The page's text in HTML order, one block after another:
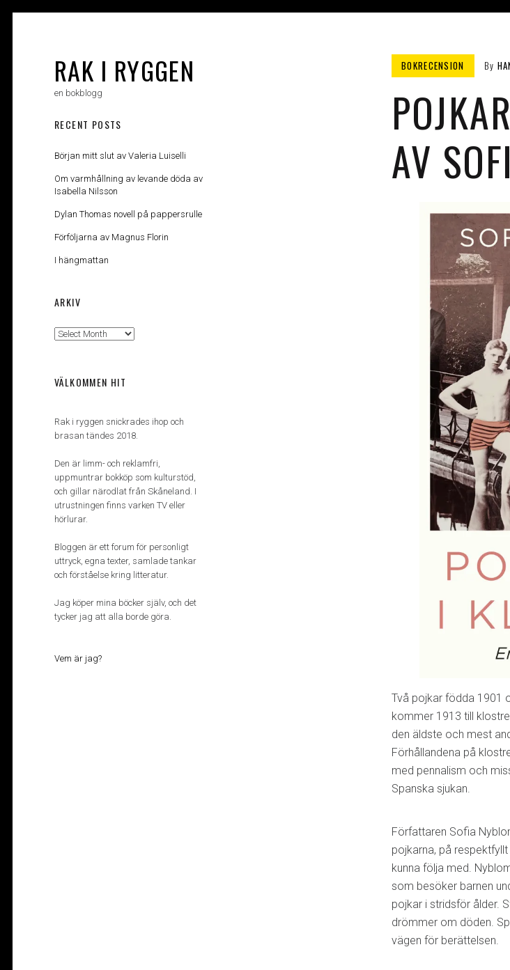
RAK I RYGGEN
en bokblogg
BOKRECENSION By
AV
Två pojkar födda 1901
kommer 1913 till
den äldste och mest
Förhållandena på
med pennalism och
Spanska sjukan.
Författaren Sofia
pojkarna, på
kunna följa med.
som besöker barnen
pojkar i stridsför ålder.
drömmer om döden.
vägen för berättelsen.
RECENT POSTS
Början mitt slut av Valeria Luiselli
Om varmhållning av levande döda av
Isabella Nilsson
Dylan Thomas novell på pappersrulle
Förföljarna av Magnus Florin
I hängmattan
ARKIV
Arkiv
VÄLKOMMEN HIT
Rak i ryggen snickrades ihop och
brasan tändes 2018.
Den är limm- och reklamfri,
uppmuntrar bokköp som kulturstöd,
och gillar närodlat från Skåneland. I
utrustningen finns varken TV eller
hörlurar.
Bloggen är ett forum för personligt
uttryck, egna texter, samlade tankar
och förståelse kring litteratur.
Jag köper mina böcker själv, och det
tycker jag att alla borde göra.
Vem är jag?